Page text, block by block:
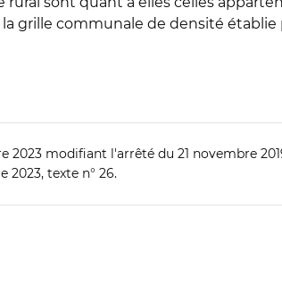
grille communale de densité
2023 modifiant l'arrêté du 21 novembre
2023, texte n° 26.